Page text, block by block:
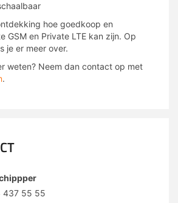
hoe goedkoop en
GSM en Private LTE kan zijn. Op
je er meer over.
weten? Neem dan contact op met
.
437 55 55